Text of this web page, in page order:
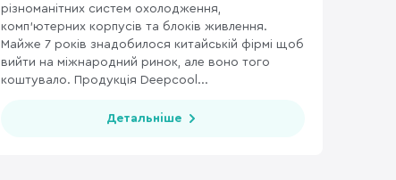
різноманітних систем охолодження,
комп’ютерних корпусів та блоків живлення.
Майже 7 років знадобилося китайській фірмі щоб
вийти на міжнародний ринок, але воно того
коштувало. Продукція Deepcool...
Детальніше